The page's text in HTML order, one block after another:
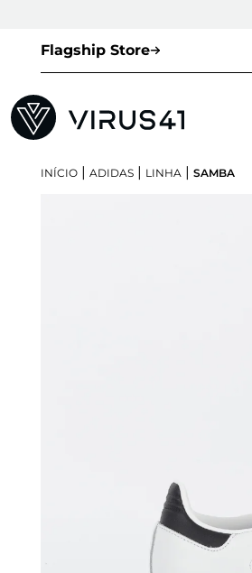
Flagship Store
INÍCIO | ADIDAS | LINHA | SAMBA